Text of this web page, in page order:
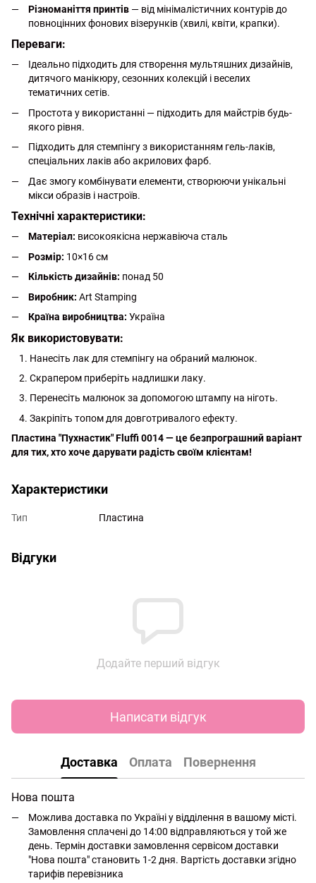
Різноманіття принтів — від мінімалістичних контурів до
повноцінних фонових візерунків (хвилі, квіти, крапки).
Переваги:
Ідеально підходить для створення мультяшних дизайнів,
дитячого манікюру, сезонних колекцій і веселих
тематичних сетів.
Простота у використанні — підходить для майстрів будь-
якого рівня.
Підходить для стемпінгу з використанням гель-лаків,
спеціальних лаків або акрилових фарб.
Дає змогу комбінувати елементи, створюючи унікальні
мікси образів і настроїв.
Технічні характеристики:
Матеріал: високоякісна нержавіюча сталь
Розмір: 10×16 см
Кількість дизайнів: понад 50
Виробник: Art Stamping
Країна виробництва: Україна
Як використовувати:
Нанесіть лак для стемпінгу на обраний малюнок.
Скрапером приберіть надлишки лаку.
Перенесіть малюнок за допомогою штампу на ніготь.
Закріпіть топом для довготривалого ефекту.
Пластина "Пухнастик" Fluffi 0014 — це безпрограшний варіант
для тих, хто хоче дарувати радість своїм клієнтам!
Характеристики
Тип Пластина
Відгуки
Додайте перший відгук
Написати відгук
Доставка Оплата Повернення
Нова пошта
Можлива доставка по Україні у відділення в вашому місті.
Замовлення сплачені до 14:00 відправляються у той же
день. Термін доставки замовлення сервісом доставки
"Нова пошта" становить 1-2 дня. Вартість доставки згідно
тарифів перевізника